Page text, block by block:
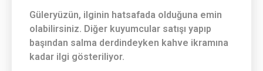
Güleryüzün, ilginin hatsafada olduğuna emin
olabilirsiniz. Diğer kuyumcular satışı yapıp
başından salma derdindeyken kahve ikramına
kadar ilgi gösteriliyor.